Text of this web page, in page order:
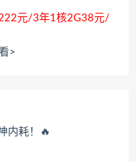
元/3年1核2G38元/
>
内耗！🔥